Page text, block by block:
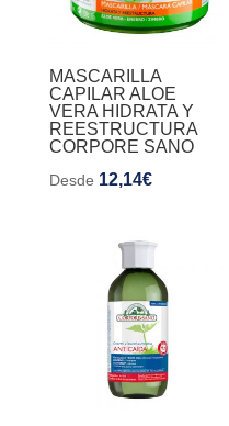
MASCARILLA
CAPILAR ALOE
VERA HIDRATA Y
REESTRUCTURA
CORPORE SANO
Desde 12,14€